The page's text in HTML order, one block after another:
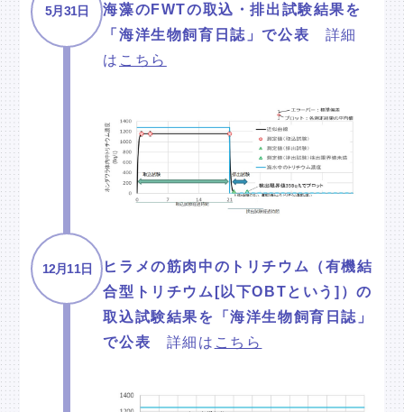
5月31日
海藻のFWTの取込・排出試験結果を
「海洋生物飼育日誌」で公表 詳細
は こちら
12月11日
ヒラメの筋肉中のトリチウム（有機結
合型トリチウム[以下OBTという]）の
取込試験結果を「海洋生物飼育日誌」
で公表 詳細は こちら